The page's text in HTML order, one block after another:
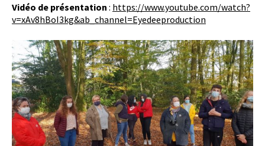
Vidéo de présentation : https://www.youtube.com/watch?
v=xAv8hBoI3kg&ab_channel=Eyedeeproduction